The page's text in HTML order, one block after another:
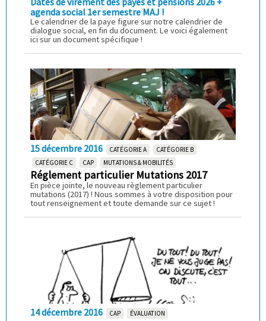
agenda social 1er semestre MAJ !
Le calendrier de la paye figure sur notre calendrier de
dialogue social, en fin du document. Le voici également
ici sur un document spécifique !
15 décembre 2016 CATÉGORIE A
CATÉGORIE B
CATÉGORIE C
CAP MUTATIONS & MOBILITÉS
Réglement particulier Mutations 2017
En pièce jointe, le nouveau règlement particulier
mutations (2017) ! Nous sommes à votre disposition pour
tout renseignement et toute demande sur ce sujet !
14 décembre 2016 CAP
ÉVALUATION